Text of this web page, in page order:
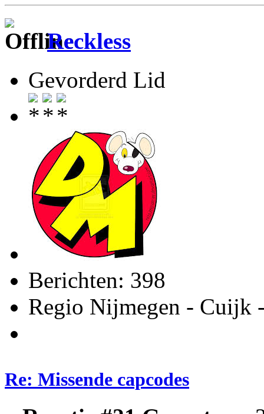
Reckless
Gevorderd Lid
Berichten: 398
Regio Nijmegen - Cuijk
Re: Missende capcodes